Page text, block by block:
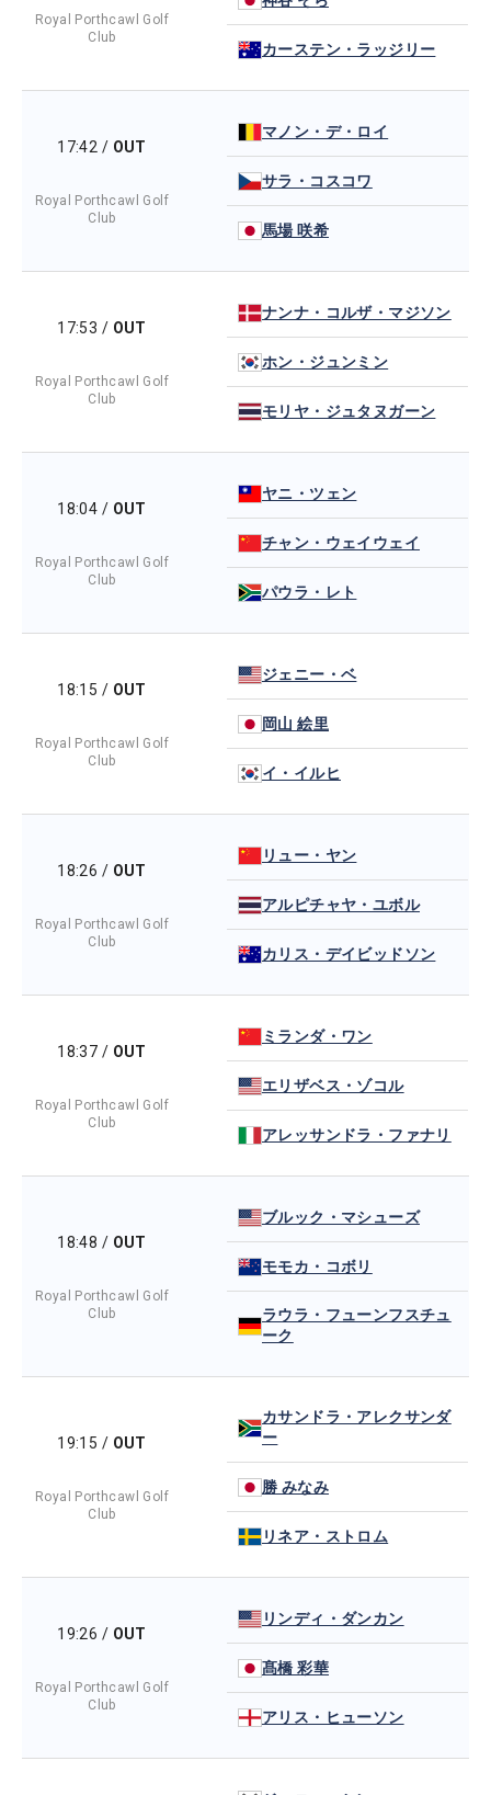
Royal Porthcawl Golf
Club
カーステン・ラッジリー
17:42 / OUT
Royal Porthcawl Golf
Club
マノン・デ・ロイ
サラ・コスコワ
馬場 咲希
17:53 / OUT
Royal Porthcawl Golf
Club
ナンナ・コルザ・マジソン
ホン・ジュンミン
モリヤ・ジュタヌガーン
18:04 / OUT
Royal Porthcawl Golf
Club
ヤニ・ツェン
チャン・ウェイウェイ
パウラ・レト
18:15 / OUT
Royal Porthcawl Golf
Club
ジェニー・ベ
岡山 絵里
イ・イルヒ
18:26 / OUT
Royal Porthcawl Golf
Club
リュー・ヤン
アルピチャヤ・ユボル
カリス・デイビッドソン
18:37 / OUT
Royal Porthcawl Golf
Club
ミランダ・ワン
エリザベス・ゾコル
アレッサンドラ・ファナリ
18:48 / OUT
Royal Porthcawl Golf
Club
ブルック・マシューズ
モモカ・コボリ
ラウラ・フューンフスチュ
ーク
19:15 / OUT
Royal Porthcawl Golf
Club
カサンドラ・アレクサンダ
ー
勝 みなみ
リネア・ストロム
19:26 / OUT
Royal Porthcawl Golf
Club
リンディ・ダンカン
髙橋 彩華
アリス・ヒューソン